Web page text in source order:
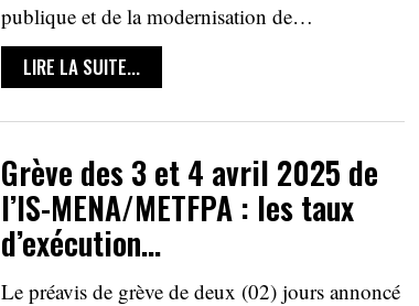
publique et de la modernisation de…
LIRE LA SUITE...
Grève des 3 et 4 avril 2025 de
l’IS-MENA/METFPA : les taux
d’exécution…
Le préavis de grève de deux (02) jours annoncé